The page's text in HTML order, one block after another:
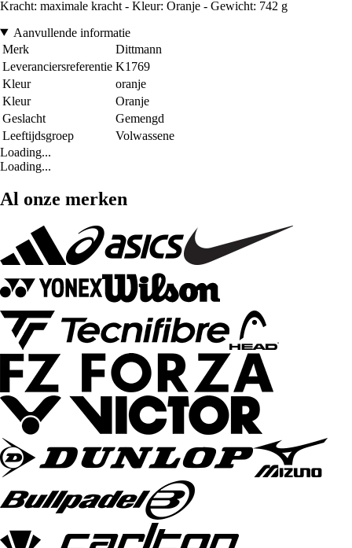
Kracht: maximale kracht - Kleur: Oranje - Gewicht: 742 g
Aanvullende informatie
Merk
Dittmann
Leveranciersreferentie K1769
Kleur
oranje
Kleur
Oranje
Geslacht
Gemengd
Leeftijdsgroep
Volwassene
Loading...
Loading...
Al onze merken